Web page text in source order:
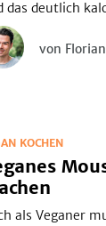
das deutlich
von
KOCHEN
als Veganer